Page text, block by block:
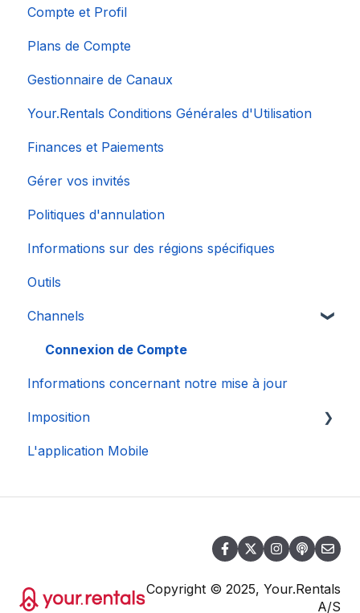
Compte et Profil
Plans de Compte
Gestionnaire de Canaux
Your.Rentals Conditions Générales d'Utilisation
Finances et Paiements
Gérer vos invités
Politiques d'annulation
Informations sur des régions spécifiques
Outils
Channels
Connexion de Compte
Informations concernant notre mise à jour
Imposition
DAC 7
L'application Mobile
Copyright © 2025, Your.Rentals
A/S